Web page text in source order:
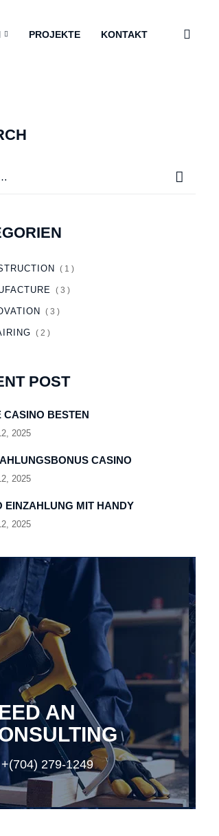
PROJEKTE KONTAKT
( 1 )
( 3 )
( 3 )
( 2 )
POST
CASINO BESTEN
2025
CASINO
2025
EINZAHLUNG MIT HANDY
2025
AN
+(704) 279-1249